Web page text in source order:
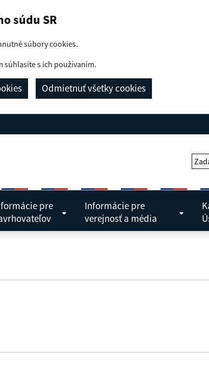
súdu SR
súbory cookies.
súhlasíte s ich používaním.
Odmietnuť všetky cookies
pre
Informácie pre
verejnosť a média